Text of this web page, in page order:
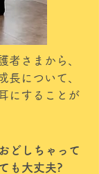
者さまから、
長について、
にすることが
どしちゃって
も大丈夫?